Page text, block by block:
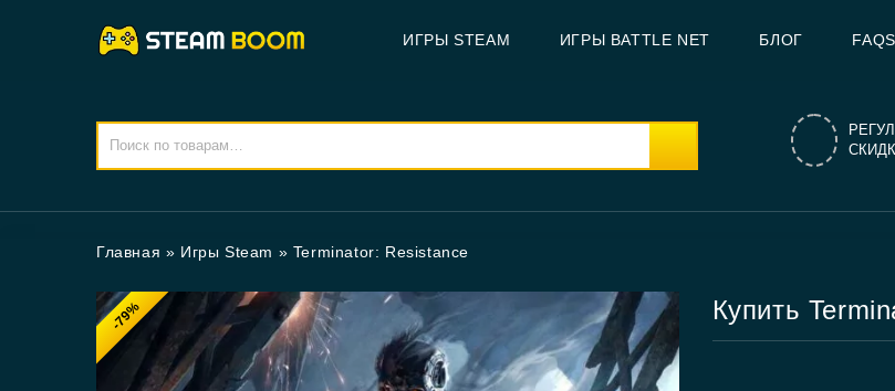
ИГРЫ STEAM ИГРЫ BATTLE NET БЛОГ FAQS
Главная » Игры Steam » Terminator: Resistance
-79% Купить